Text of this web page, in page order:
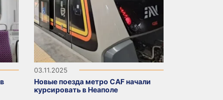
03.11.2025
Новые поезда метро CAF начали
курсировать в Неаполе